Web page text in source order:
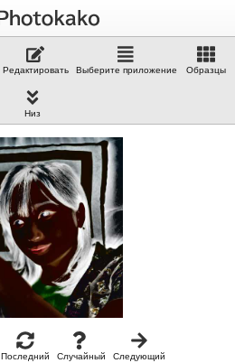
Редактировать Выберите приложение Образцы
Низ
Последний Случайный Следующий